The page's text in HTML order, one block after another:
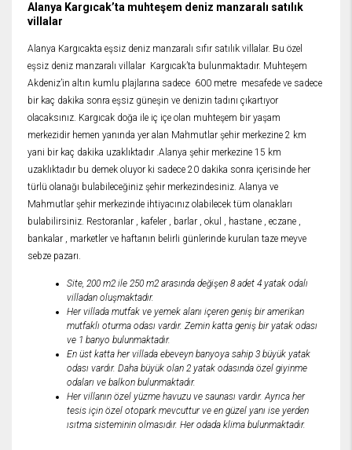
Alanya Kargıcak’ta muhteşem deniz manzaralı satılık
villalar
Alanya Kargıcakta eşsiz deniz manzaralı sıfır satılık villalar. Bu özel
eşsiz deniz manzaralı villalar Kargıcak’ta bulunmaktadır. Muhteşem
Akdeniz’in altın kumlu plajlarına sadece 600 metre mesafede ve sadece
bir kaç dakika sonra eşsiz güneşin ve denizin tadını çıkartıyor
olacaksınız. Kargıcak doğa ile iç içe olan muhteşem bir yaşam
merkezidir hemen yanında yer alan Mahmutlar şehir merkezine 2 km
yani bir kaç dakika uzaklıktadır .Alanya şehir merkezine 15 km
uzaklıktadır bu demek oluyor ki sadece 20 dakika sonra içerisinde her
türlü olanağı bulabileceğiniz şehir merkezindesiniz. Alanya ve
Mahmutlar şehir merkezinde ihtiyacınız olabilecek tüm olanakları
bulabilirsiniz. Restoranlar , kafeler , barlar , okul , hastane , eczane ,
bankalar , marketler ve haftanın belirli günlerinde kurulan taze meyve
sebze pazarı.
Site, 200 m2 ile 250 m2 arasında değişen 8 adet 4 yatak odalı
villadan oluşmaktadır.
Her villada mutfak ve yemek alanı içeren geniş bir amerikan
mutfaklı oturma odası vardır. Zemin katta geniş bir yatak odası
ve 1 banyo bulunmaktadır.
En üst katta her villada ebeveyn banyoya sahip 3 büyük yatak
odası vardır. Daha büyük olan 2 yatak odasında özel giyinme
odaları ve balkon bulunmaktadır.
Her villanın özel yüzme havuzu ve saunası vardır. Ayrıca her
tesis için özel otopark mevcuttur ve en güzel yanı ise yerden
ısıtma sisteminin olmasıdır. Her odada klima bulunmaktadır.